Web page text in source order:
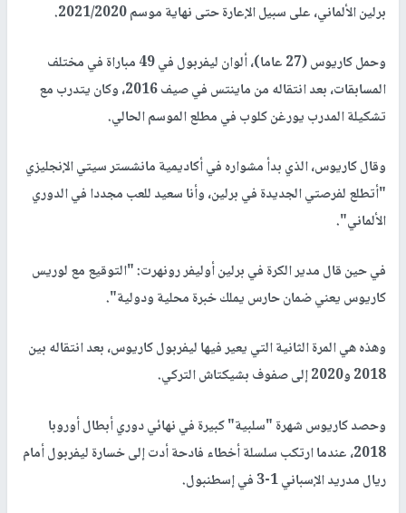
برلين الألماني، على سبيل الإعارة حتى نهاية موسم 2021/2020.
وحمل كاريوس (27 عاما)، ألوان ليفربول في 49 مباراة في مختلف
المسابقات، بعد انتقاله من ماينتس في صيف 2016، وكان يتدرب مع
تشكيلة المدرب يورغن كلوب في مطلع الموسم الحالي.
وقال كاريوس، الذي بدأ مشواره في أكاديمية مانشستر سيتي الإنجليزي
"أتطلع لفرصتي الجديدة في برلين، وأنا سعيد للعب مجددا في الدوري
الألماني".
في حين قال مدير الكرة في برلين أوليفر رونهرت: "التوقيع مع لوريس
كاريوس يعني ضمان حارس يملك خبرة محلية ودولية".
وهذه هي المرة الثانية التي يعير فيها ليفربول كاريوس، بعد انتقاله بين
2018 و2020 إلى صفوف بشيكتاش التركي.
وحصد كاريوس شهرة "سلبية" كبيرة في نهائي دوري أبطال أوروبا
2018، عندما ارتكب سلسلة أخطاء فادحة أدت إلى خسارة ليفربول أمام
ريال مدريد الإسباني 1-3 في إسطنبول.